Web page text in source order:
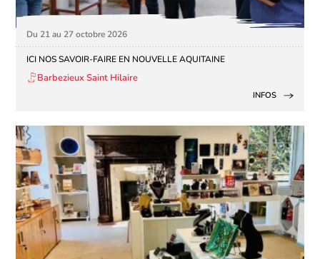
Du 21 au 27 octobre 2026
ICI NOS SAVOIR-FAIRE EN NOUVELLE AQUITAINE
Barbezieux Saint Hilaire
INFOS